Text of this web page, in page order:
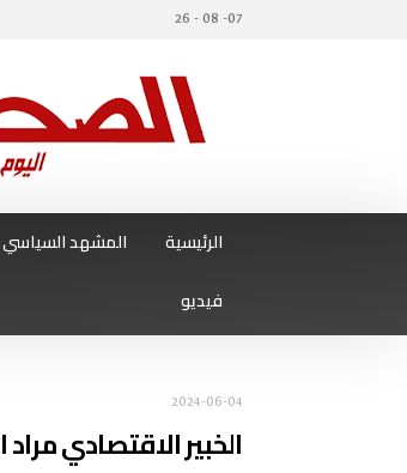
07- 08 - 26
الرئيسية المشهد السياسي
فيديو
2024-06-04
الخبير الاقتصادي